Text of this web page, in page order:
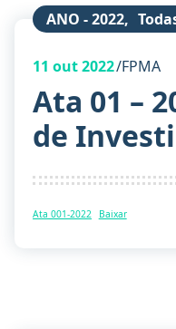
ANO - 2022,
11 out 2022 FPMA
Ata 01 –
de
Ata 001-2022 Baixar